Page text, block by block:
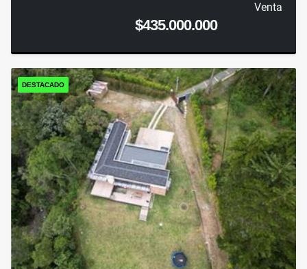
Venta
$435.000.000
DESTACADO